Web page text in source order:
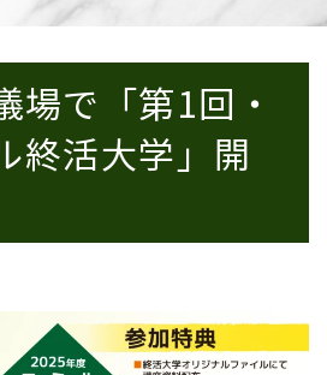
場で「第1回・
終活大学」開